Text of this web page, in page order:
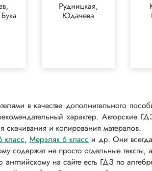
Рудницкая,
Юдачева
в качестве дополнительного
характер. Авторские
и копирования матералов.
класс, Мерзляк 6 класс и др. Они
содержат не просто отдельные
на сайте есть ГДЗ по